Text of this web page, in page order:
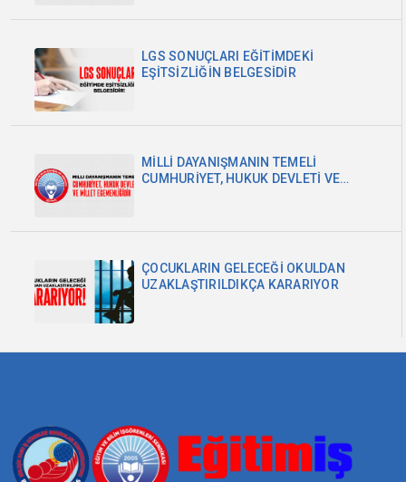
LGS SONUÇLARI EĞİTİMDEKİ
EŞİTSİZLİĞİN BELGESİDİR
MİLLİ DAYANIŞMANIN TEMELİ
CUMHURİYET, HUKUK DEVLETİ VE
ÇOCUKLARIN GELECEĞİ OKULDAN
UZAKLAŞTIRILDIKÇA KARARIYOR